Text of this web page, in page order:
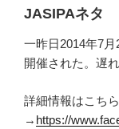
JASIPAネタ
一昨日2014年7
開催された。遅
詳細情報はこちら
→ https://